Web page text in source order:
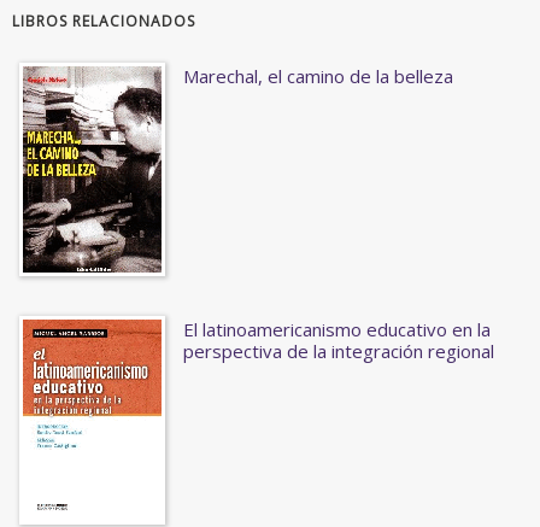
LIBROS RELACIONADOS
Marechal, el camino de la belleza
El latinoamericanismo educativo en la
perspectiva de la integración regional